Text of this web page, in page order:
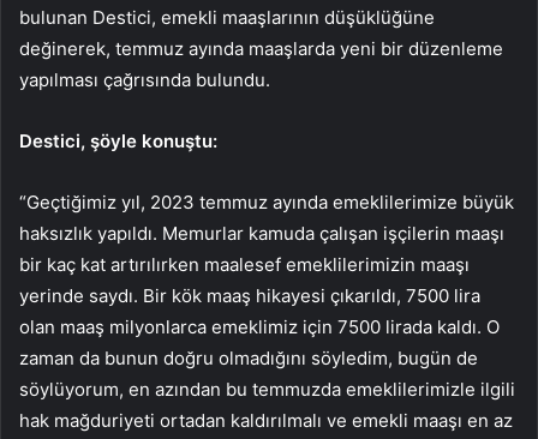
bulunan Destici, emekli maaşlarının düşüklüğüne
değinerek, temmuz ayında maaşlarda yeni bir düzenleme
yapılması çağrısında bulundu.
Destici, şöyle konuştu:
“Geçtiğimiz yıl, 2023 temmuz ayında emeklilerimize büyük
haksızlık yapıldı. Memurlar kamuda çalışan işçilerin maaşı
bir kaç kat artırılırken maalesef emeklilerimizin maaşı
yerinde saydı. Bir kök maaş hikayesi çıkarıldı, 7500 lira
olan maaş milyonlarca emeklimiz için 7500 lirada kaldı. O
zaman da bunun doğru olmadığını söyledim, bugün de
söylüyorum, en azından bu temmuzda emeklilerimizle ilgili
hak mağduriyeti ortadan kaldırılmalı ve emekli maaşı en az